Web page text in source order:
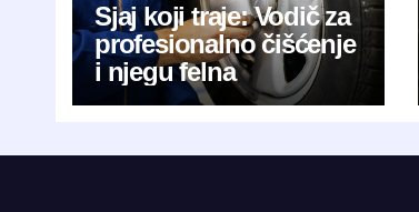
Sjaj koji traje: Vodič za
profesionalno čišćenje
i njegu felna